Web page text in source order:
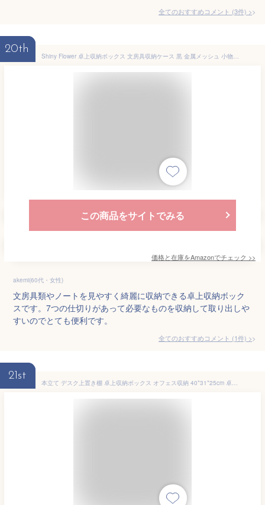
全てのおすすめコメント (3件) >
20th
Shiny Flower 卓上収納ボックス 文房具収納ケース 黒 金属メッシュ 小物入れ ペン立て デスクオーガナイザー 多機能 整理便利 手入れ簡単 丈夫 引き出し 仕切り 持ち運び オフィス用品 事務用品 机上用
この商品をサイトでみる
価格と在庫をAmazonでチェック >>
akemi(60代・女性)
文房具類やノートを見やすく綺麗に収納できる卓上収納ボック
スです。7つの仕切りがあって必要なものを収納して取り出しや
すいのでとても便利です。
全てのおすすめコメント (1件) >
21st
本立て デスク上置き棚 卓上収納ボックス オフェス収納 40*31*25cm 卓上収納ケース ペン立て 小物入れ 仕切り デスク収納ラック 事務用品 卓上収納